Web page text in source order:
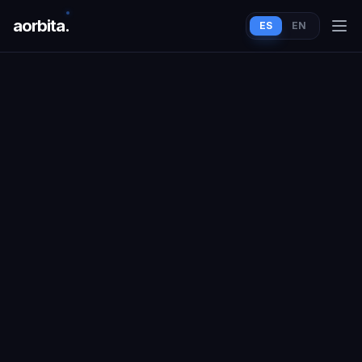
aorbita. ES EN